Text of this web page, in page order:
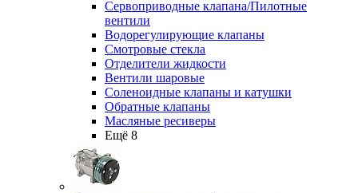
Сервоприводные клапана/Пилотные
вентили
Водорегулирующие клапаны
Смотровые стекла
Отделители жидкости
Вентили шаровые
Соленоидные клапаны и катушки
Обратные клапаны
Масляные ресиверы
Ещё 8